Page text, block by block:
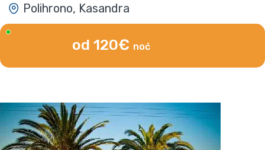
Polihrono, Kasandra
od 120€ noć